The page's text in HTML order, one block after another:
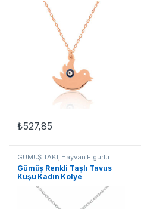
₺527,85
GÜMÜŞ TAKI Hayvan Figürlü
Kolyeler Kadın Kolyeleri,
Kuşlu Kolyeler
Gümüş Renkli Taşlı Tavus
Kuşu Kadın Kolye